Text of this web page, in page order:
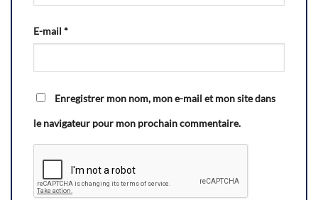
E-mail *
Enregistrer mon nom, mon e-mail et mon site dans
le navigateur pour mon prochain commentaire.